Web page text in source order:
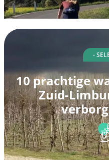
-
10 prachtige
Zuid-